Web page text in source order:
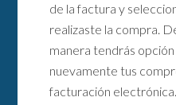
de la factura y
realizaste la compra.
manera tendrás
nuevamente tus
facturación electrónica.